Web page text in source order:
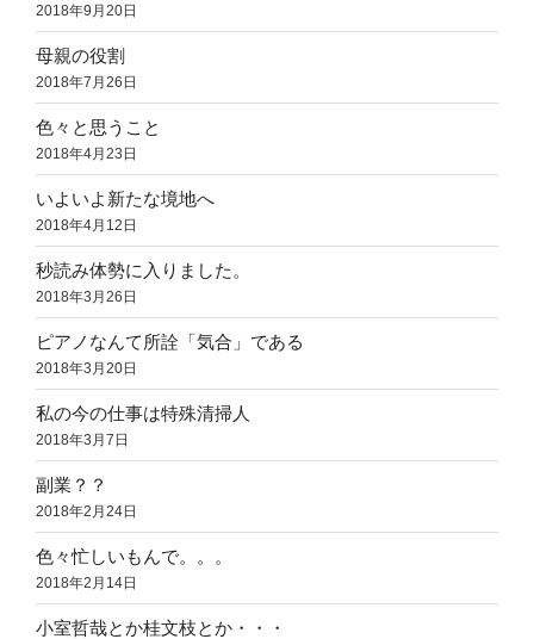
2018年9月20日
母親の役割
2018年7月26日
色々と思うこと
2018年4月23日
いよいよ新たな境地へ
2018年4月12日
秒読み体勢に入りました。
2018年3月26日
ピアノなんて所詮「気合」である
2018年3月20日
私の今の仕事は特殊清掃人
2018年3月7日
副業？？
2018年2月24日
色々忙しいもんで。。。
2018年2月14日
小室哲哉とか桂文枝とか・・・